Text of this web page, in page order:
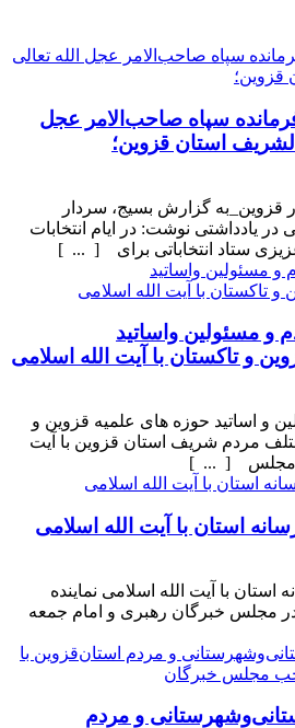
سپاه صاحب‌الامر عجل
استان قزوین؛
قزوین_به گزارش بسیج، سردار
در یادداشتی نوشت: در ایام انتخابات
ستاد انتخاباتی برای [ ... ]
و مسئولین واساتید
و تاکستان با آیت الله اسلامی
و اساتید حوزه های علمیه قزوین و
مردم شریف استان قزوین با آیت
مجلس [ ... ]
استان با آیت الله اسلامی
با آیت الله اسلامی نماینده
مجلس خبرگان رهبری و امام جمعه
و مردم‌